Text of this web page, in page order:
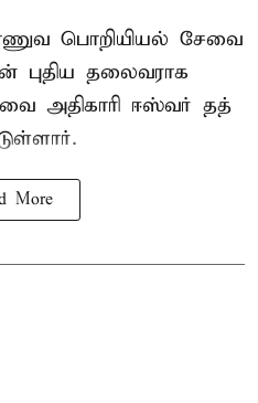
பொறியியல் சேவை
தலைவராக
அதிகாரி ஈஸ்வர் தத்
More